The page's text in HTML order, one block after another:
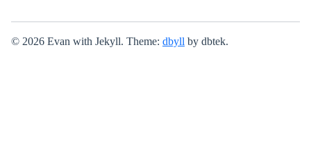
© 2026 Evan with Jekyll. Theme: dbyll by dbtek.